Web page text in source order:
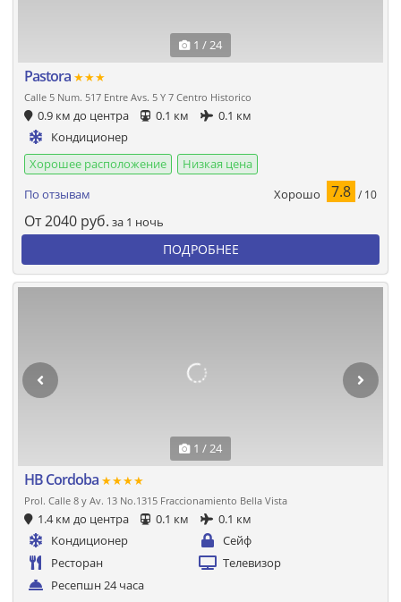
1 / 24
Pastora ★★★
Calle 5 Num. 517 Entre Avs. 5 Y 7 Centro Historico
0.9 км до центра 0.1 км
0.1 км
Кондиционер
Хорошее расположение
Низкая цена
По отзывам
Хорошо 7.8 / 10
От2040 руб. за 1 ночь
ПОДРОБНЕЕ
1 / 24
HB Cordoba ★★★★
Prol. Calle 8 y Av. 13 No.1315 Fraccionamiento Bella Vista
1.4 км до центра 0.1 км
0.1 км
Кондиционер
Сейф
Ресторан
Телевизор
Ресепшн 24 часа